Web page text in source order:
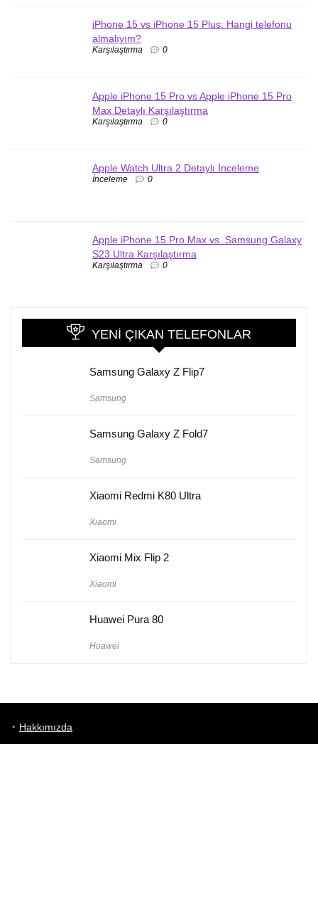
iPhone 15 vs iPhone 15 Plus: Hangi telefonu
almalıyım?
Karşılaştırma 0
Apple iPhone 15 Pro vs Apple iPhone 15 Pro
Max Detaylı Karşılaştırma
Karşılaştırma 0
Apple Watch Ultra 2 Detaylı İnceleme
İnceleme 0
Apple iPhone 15 Pro Max vs. Samsung Galaxy
S23 Ultra Karşılaştırma
Karşılaştırma 0
YENI ÇIKAN TELEFONLAR
Samsung Galaxy Z Flip7
Samsung
Samsung Galaxy Z Fold7
Samsung
Xiaomi Redmi K80 Ultra
Xiaomi
Xiaomi Mix Flip 2
Xiaomi
Huawei Pura 80
Huawei
Hakkımızda